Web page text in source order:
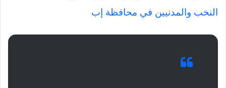
النخب والمدنيين في محافظة إب